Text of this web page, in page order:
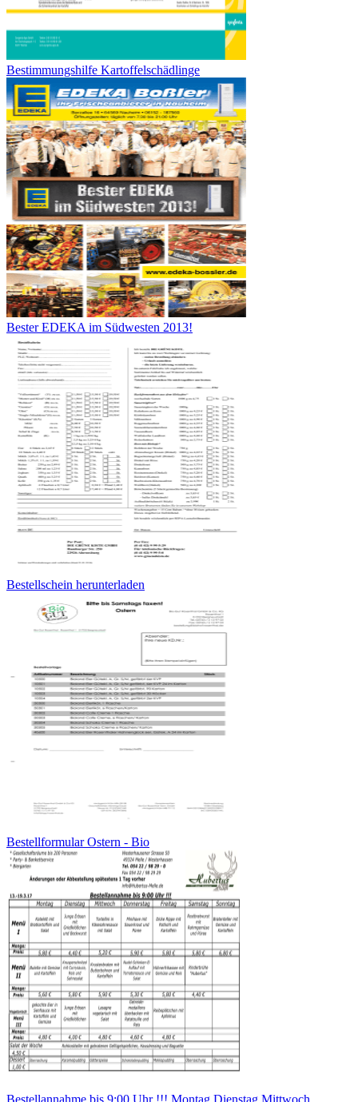
Bestimmungshilfe Kartoffelschädlinge
Bester EDEKA im Südwesten 2013!
Bestellschein herunterladen
Bestellformular Ostern - Bio
Bestellannahme bis 9:00 Uhr !!! Montag Dienstag Mittwoch